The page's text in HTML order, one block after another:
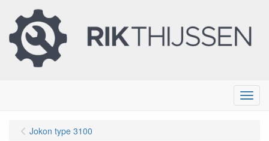
Menu
Jokon type 3100